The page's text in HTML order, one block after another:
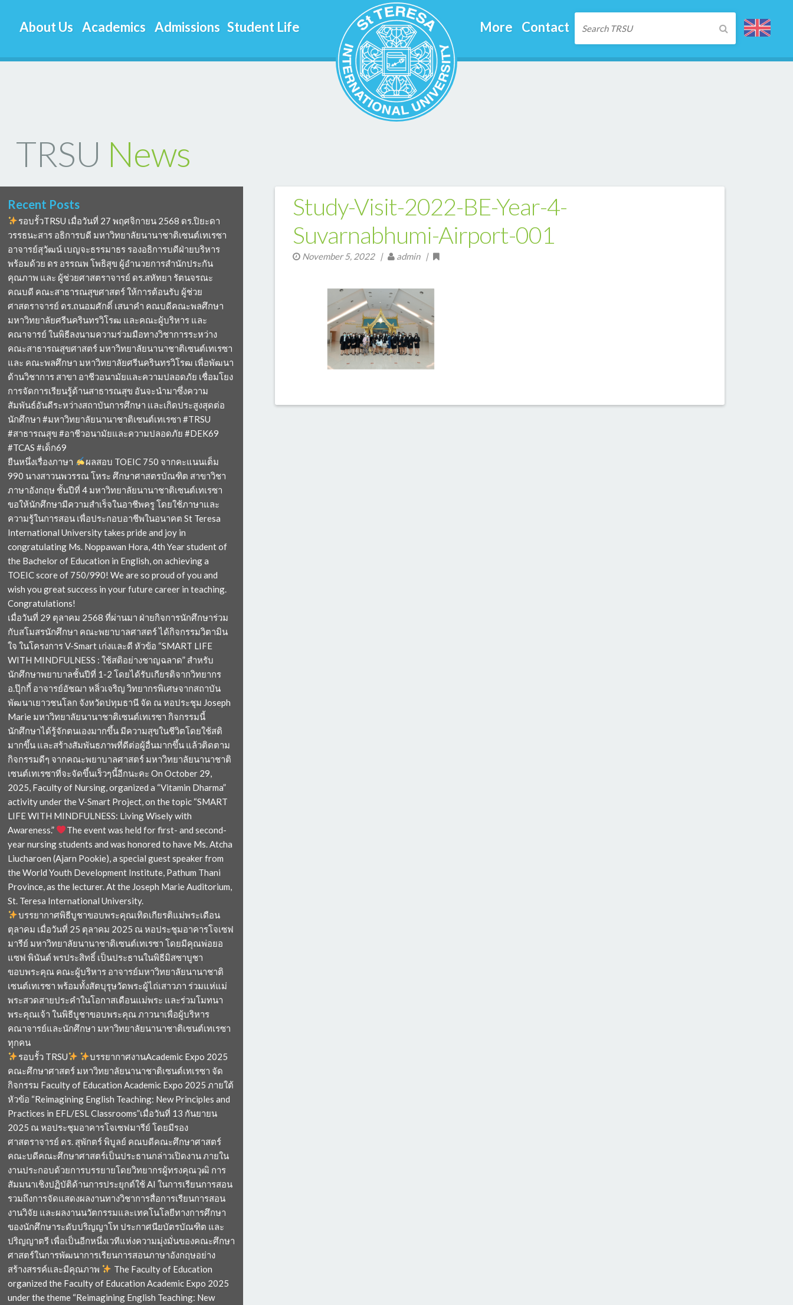
About Us Academics Admissions Student Life More Contact
TRSU News
Recent Posts
รอบรั้วTRSU เมื่อวันที่ 27 พฤศจิกายน 2568 ดร.ปิยะดา
วรรธนะสาร อธิการบดี มหาวิทยาลัยนานาชาติเซนต์เทเรซา
อาจารย์สุวัฒน์ เบญจะธรรมาธร รองอธิการบดีฝ่ายบริหาร
พร้อมด้วย ดร อรรณพ โพธิสุข ผู้อำนวยการสำนักประกัน
คุณภาพ และ ผู้ช่วยศาสตราจารย์ ดร.สหัทยา รัตนจรณะ
คณบดี คณะสาธารณสุขศาสตร์ ให้การต้อนรับ ผู้ช่วย
ศาสตราจารย์ ดร.ถนอมศักดิ์ เสนาคำ คณบดีคณะพลศึกษา
มหาวิทยาลัยศรีนครินทรวิโรฒ และคณะผู้บริหาร และ
คณาจารย์ ในพิธีลงนามความร่วมมือทางวิชาการระหว่าง
คณะสาธารณสุขศาสตร์ มหาวิทยาลัยนานาชาติเซนต์เทเรซา
และ คณะพลศึกษา มหาวิทยาลัยศรีนครินทรวิโรฒ เพื่อพัฒนา
ด้านวิชาการ สาขา อาชีวอนามัยและความปลอดภัย เชื่อมโยง
การจัดการเรียนรู้ด้านสาธารณสุข อันจะนำมาซึ่งความ
สัมพันธ์อันดีระหว่างสถาบันการศึกษา และเกิดประสูงสุดต่อ
นักศึกษา #มหาวิทยาลัยนานาชาติเซนต์เทเรซา #TRSU
#สาธารณสุข #อาชีวอนามัยและความปลอดภัย #DEK69
#TCAS #เด็ก69
ยืนหนึ่งเรื่องภาษา
ผลสอบ TOEIC 750 จากคะแนนเต็ม
990 นางสาวนพวรรณ โหระ ศึกษาศาสตรบัณฑิต สาขาวิชา
ภาษาอังกฤษ ชั้นปีที่ 4 มหาวิทยาลัยนานาชาติเซนต์เทเรซา
ขอให้นักศึกษามีความสำเร็จในอาชีพครู โดยใช้ภาษาและ
ความรู้ในการสอน เพื่อประกอบอาชีพในอนาคต St Teresa
International University takes pride and joy in
congratulating Ms. Noppawan Hora, 4th Year student of
the Bachelor of Education in English, on achieving a
TOEIC score of 750/990! We are so proud of you and
wish you great success in your future career in teaching.
Congratulations!
เมื่อวันที่ 29 ตุลาคม 2568 ที่ผ่านมา ฝ่ายกิจการนักศึกษาร่วม
กับสโมสรนักศึกษา คณะพยาบาลศาสตร์ ได้กิจกรรมวิตามิน
ใจ ในโครงการ V-Smart เก่งและดี หัวข้อ “SMART LIFE
WITH MINDFULNESS : ใช้สติอย่างชาญฉลาด” สำหรับ
นักศึกษาพยาบาลชั้นปีที่ 1-2 โดยได้รับเกียรติจากวิทยากร
อ.ปุ๊กกี้ อาจารย์อัชฌา หลิ่วเจริญ วิทยากรพิเศษจากสถาบัน
พัฒนาเยาวชนโลก จังหวัดปทุมธานี จัด ณ หอประชุม Joseph
Marie มหาวิทยาลัยนานาชาติเซนต์เทเรซา กิจกรรมนี้
นักศึกษาได้รู้จักตนเองมากขึ้น มีความสุขในชีวิตโดยใช้สติ
มากขึ้น และสร้างสัมพันธภาพที่ดีต่อผู้อื่นมากขึ้น แล้วติดตาม
กิจกรรมดีๆ จากคณะพยาบาลศาสตร์ มหาวิทยาลัยนานาชาติ
เซนต์เทเรซาที่จะจัดขึ้นเร็วๆนี้อีกนะคะ On October 29,
2025, Faculty of Nursing, organized a “Vitamin Dharma”
activity under the V-Smart Project, on the topic “SMART
LIFE WITH MINDFULNESS: Living Wisely with
Awareness.”
The event was held for first- and second-
year nursing students and was honored to have Ms. Atcha
Liucharoen (Ajarn Pookie), a special guest speaker from
the World Youth Development Institute, Pathum Thani
Province, as the lecturer. At the Joseph Marie Auditorium,
St. Teresa International University.
บรรยากาศพิธีบูชาขอบพระคุณเทิดเกียรติแม่พระเดือน
ตุลาคม เมื่อวันที่ 25 ตุลาคม 2025 ณ หอประชุมอาคารโจเซฟ
มารีย์ มหาวิทยาลัยนานาชาติเซนต์เทเรซา โดยมีคุณพ่อยอ
แซฟ พินันต์ พรประสิทธิ์ เป็นประธานในพิธีมิสซาบูชา
ขอบพระคุณ คณะผู้บริหาร อาจารย์มหาวิทยาลัยนานาชาติ
เซนต์เทเรซา พร้อมทั้งสัตบุรุษวัดพระผู้ไถ่เสาวภา ร่วมแห่แม่
พระสวดสายประคำในโอกาสเดือนแม่พระ และร่วมโมทนา
พระคุณเจ้า ในพิธีบูชาขอบพระคุณ ภาวนาเพื่อผู้บริหาร
คณาจารย์และนักศึกษา มหาวิทยาลัยนานาชาติเซนต์เทเรซา
ทุกคน
รอบรั้ว TRSU
บรรยากาศงานAcademic Expo 2025
คณะศึกษาศาสตร์ มหาวิทยาลัยนานาชาติเซนต์เทเรซา จัด
กิจกรรม Faculty of Education Academic Expo 2025 ภายใต้
หัวข้อ “Reimagining English Teaching: New Principles and
Practices in EFL/ESL Classrooms”เมื่อวันที่ 13 กันยายน
2025 ณ หอประชุมอาคารโจเซฟมารีย์ โดยมีรอง
ศาสตราจารย์ ดร. สุพักตร์ พิบูลย์ คณบดีคณะศึกษาศาสตร์
คณะบดีคณะศึกษาศาสตร์เป็นประธานกล่าวเปิดงาน ภายใน
งานประกอบด้วยการบรรยายโดยวิทยากรผู้ทรงคุณวุฒิ การ
สัมมนาเชิงปฏิบัติด้านการประยุกต์ใช้ AI ในการเรียนการสอน
รวมถึงการจัดแสดงผลงานทางวิชาการสื่อการเรียนการสอน
งานวิจัย และผลงานนวัตกรรมและเทคโนโลยีทางการศึกษา
ของนักศึกษาระดับปริญญาโท ประกาศนียบัตรบัณฑิต และ
ปริญญาตรี เพื่อเป็นอีกหนึ่งเวทีแห่งความมุ่งมั่นของคณะศึกษา
ศาสตร์ในการพัฒนาการเรียนการสอนภาษาอังกฤษอย่าง
สร้างสรรค์และมีคุณภาพ
The Faculty of Education
organized the Faculty of Education Academic Expo 2025
under the theme “Reimagining English Teaching: New
Study-Visit-2022-BE-Year-4-
Suvarnabhumi-Airport-001
November 5, 2022| admin |